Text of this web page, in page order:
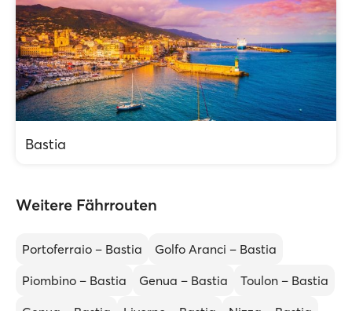
Bastia
Weitere Fährrouten
Portoferraio – Bastia
Golfo Aranci – Bastia
Piombino – Bastia
Genua – Bastia
Toulon – Bastia